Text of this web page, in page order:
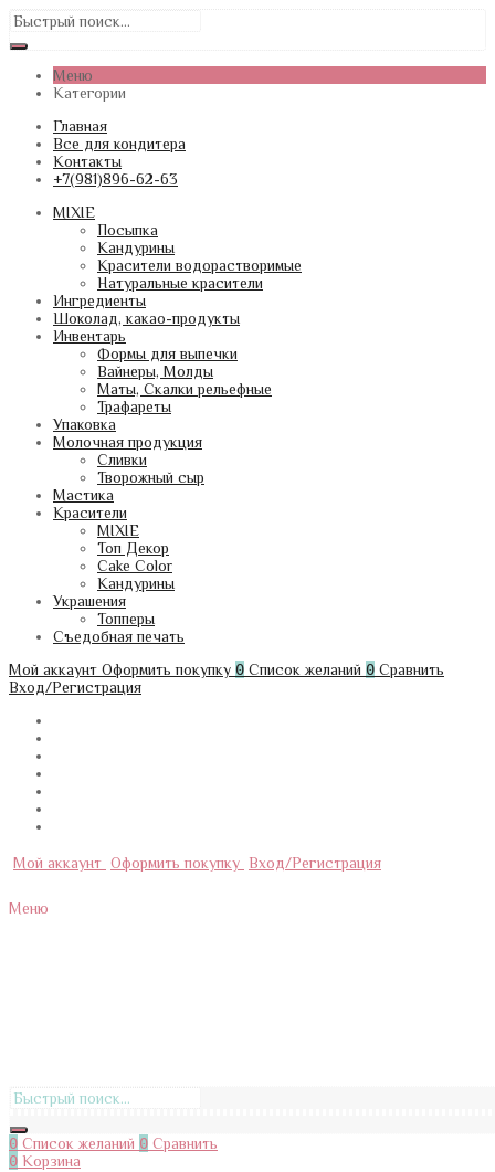
Меню
Категории
Главная
Все для кондитера
Контакты
+7(981)896-62-63
MIXIE
Посыпка
Кандурины
Красители водорастворимые
Натуральные красители
Ингредиенты
Шоколад, какао-продукты
Инвентарь
Формы для выпечки
Вайнеры, Молды
Маты, Скалки рельефные
Трафареты
Упаковка
Молочная продукция
Сливки
Творожный сыр
Мастика
Красители
MIXIE
Топ Декор
Cake Color
Кандурины
Украшения
Топперы
Съедобная печать
Мой аккаунт Оформить покупку 0 Список желаний 0 Сравнить
Вход/Регистрация
Мой аккаунт Оформить покупку Вход/Регистрация
Меню
0 Список желаний 0 Сравнить
0 Корзина